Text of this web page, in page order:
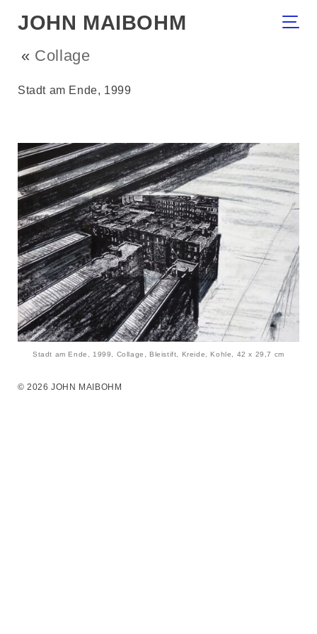
JOHN MAIBOHM
« Collage
Stadt am Ende, 1999
Stadt am Ende, 1999, Collage, Bleistift, Kreide, Kohle, 42 x 29,7 cm
© 2026 JOHN MAIBOHM